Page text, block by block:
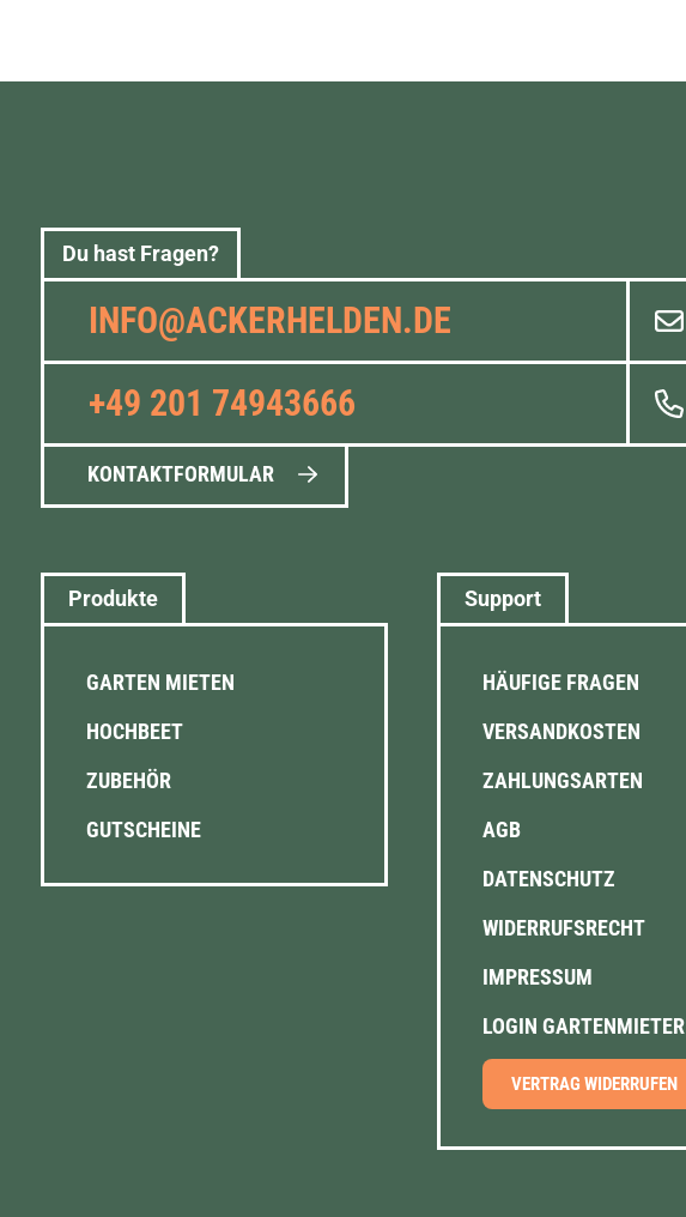
Du hast Fragen?
INFO@ACKERHELDEN.DE
+49 201 74943666
KONTAKTFORMULAR
Produkte
GARTEN MIETEN
HOCHBEET
ZUBEHÖR
GUTSCHEINE
Support
HÄUFIGE FRAGEN
VERSANDKOSTEN
ZAHLUNGSARTEN
AGB
DATENSCHUTZ
WIDERRUFSRECHT
IMPRESSUM
LOGIN GARTENMIETER
VERTRAG WIDERRUFEN